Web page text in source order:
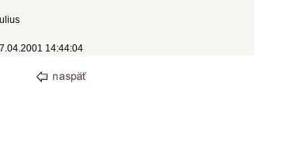
14:44:04